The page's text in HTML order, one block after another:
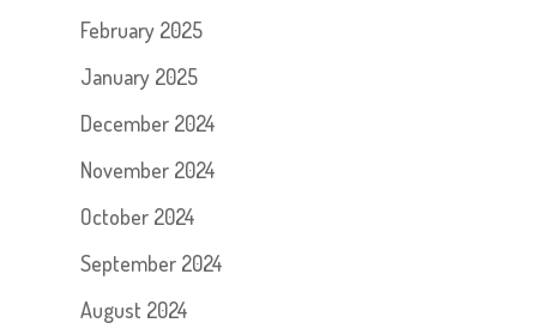
February 2025
January 2025
December 2024
November 2024
October 2024
September 2024
August 2024